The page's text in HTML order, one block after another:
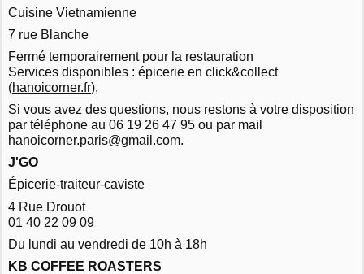
Cuisine Vietnamienne
7 rue Blanche
Fermé temporairement pour la restauration
Services disponibles : épicerie en click&collect
(hanoicorner.fr),
Si vous avez des questions, nous restons à votre disposition
par téléphone au 06 19 26 47 95 ou par mail
hanoicorner.paris@gmail.com.
J'GO
Épicerie-traiteur-caviste
4 Rue Drouot
01 40 22 09 09
Du lundi au vendredi de 10h à 18h
KB COFFEE ROASTERS